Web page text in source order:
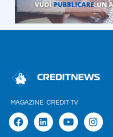
MAGAZINE CREDIT·TV